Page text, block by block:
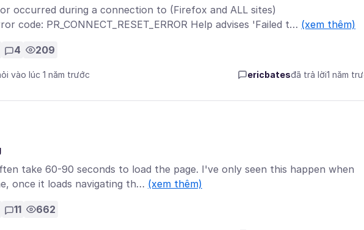
occurred during a connection to (Firefox and ALL sites)
code: PR_CONNECT_RESET_ERROR Help advises 'Failed t… (xem thêm)
4 209
vào lúc 1 năm trước ericbatesđã trả lời1 năm
take 60-90 seconds to load the page. I've only seen this happen when
once it loads navigating th… (xem thêm)
11 662